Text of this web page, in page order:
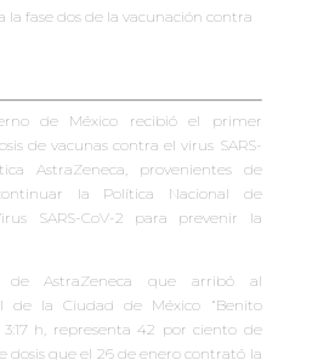
fase dos de la vacunación contra
de México recibió el primer
de vacunas contra el virus SARS-
AstraZeneca, provenientes de
la Política Nacional de
SARS-CoV-2 para prevenir la
de AstraZeneca que arribó al
de la Ciudad de México “Benito
h, representa 42 por ciento de
dosis que el 26 de enero contrató la